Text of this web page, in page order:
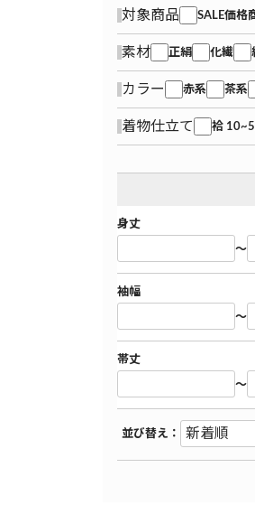
対象商品 SALE価格
素材 正絹 化繊
カラー 赤系 茶系
着物仕立て 袷 10~5
身丈
～
袖幅
～
帯丈
～
並び替え：